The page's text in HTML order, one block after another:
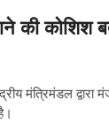
की कोशिश
मंत्रिमंडल द्वारा